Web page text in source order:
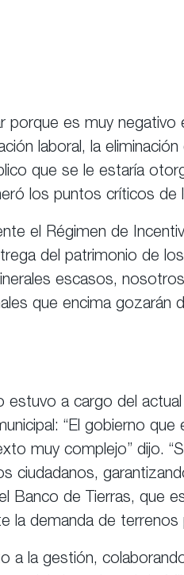
porque es muy
laboral, la
que se le estaría
los puntos críticos
el Régimen de
del patrimonio de
escasos,
que encima gozarán
estuvo a cargo del
“El gobierno
muy complejo” dijo.
ciudadanos,
Banco de Tierras, que
la demanda de terrenos
a la gestión,